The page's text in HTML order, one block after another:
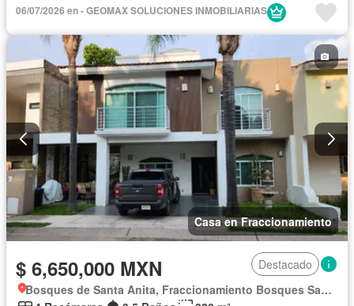
Circuito cerrado de televisión
Electricidad
Azotea Jacuzzi
Agua
Cuarto de Limpieza
Televisión por cable
Calefacción
Gas natural
Asador Despacho
Vista panorámica
Recámara con closet
Caseta de vigilancia Sin amueblar
06/07/2026 en - GEOMAX SOLUCIONES INMOBILIARIAS
Casa en Fraccionamiento
$ 6,650,000 MXN
Destacado
Bosques de Santa Anita, Fraccionamiento Bosques Santa Anita